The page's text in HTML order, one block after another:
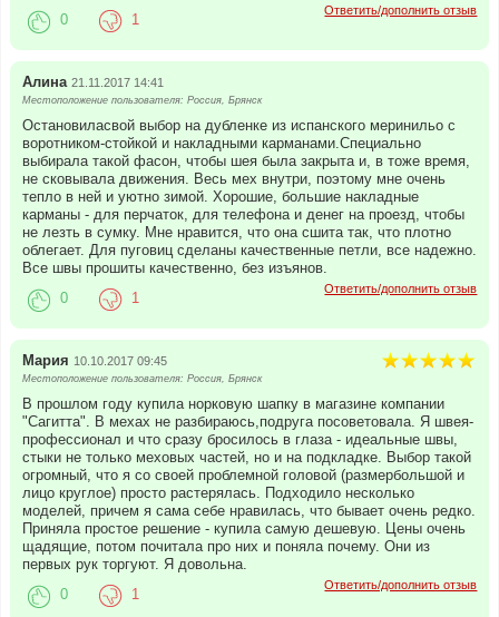
Ответить/дополнить отзыв
0 1
Алина 21.11.2017 14:41
Местоположение пользователя: Россия, Брянск
Остановиласвой выбор на дубленке из испанского меринильо с
воротником-стойкой и накладными карманами.Специально
выбирала такой фасон, чтобы шея была закрыта и, в тоже время,
не сковывала движения. Весь мех внутри, поэтому мне очень
тепло в ней и уютно зимой. Хорошие, большие накладные
карманы - для перчаток, для телефона и денег на проезд, чтобы
не лезть в сумку. Мне нравится, что она сшита так, что плотно
облегает. Для пуговиц сделаны качественные петли, все надежно.
Все швы прошиты качественно, без изъянов.
Ответить/дополнить отзыв
0 1
Мария 10.10.2017 09:45
Местоположение пользователя: Россия, Брянск
В прошлом году купила норковую шапку в магазине компании
"Сагитта". В мехах не разбираюсь,подруга посоветовала. Я швея-
профессионал и что сразу бросилось в глаза - идеальные швы,
стыки не только меховых частей, но и на подкладке. Выбор такой
огромный, что я со своей проблемной головой (размербольшой и
лицо круглое) просто растерялась. Подходило несколько
моделей, причем я сама себе нравилась, что бывает очень редко.
Приняла простое решение - купила самую дешевую. Цены очень
щадящие, потом почитала про них и поняла почему. Они из
первых рук торгуют. Я довольна.
Ответить/дополнить отзыв
0 1